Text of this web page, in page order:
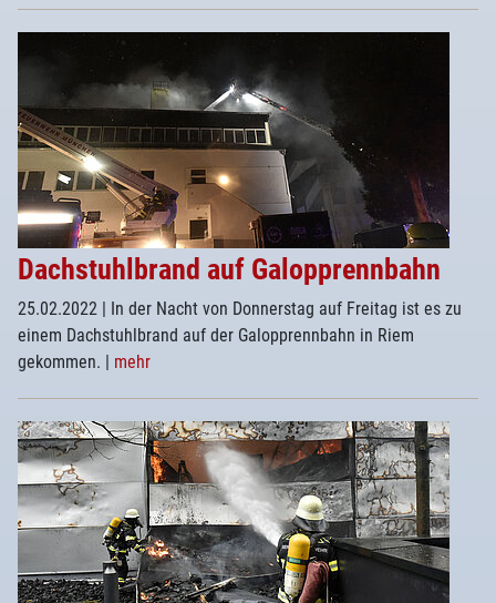
Dachstuhlbrand auf Galopprennbahn
25.02.2022 | In der Nacht von Donnerstag auf Freitag ist es zu
einem Dachstuhlbrand auf der Galopprennbahn in Riem
gekommen. | mehr